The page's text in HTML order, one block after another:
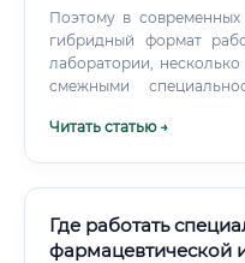
полезнее и
миллионов.
Поэтому в современных
гибридный формат
лаборатории,
смежными
другими
Читать статью →
Где работать
фармацевтической